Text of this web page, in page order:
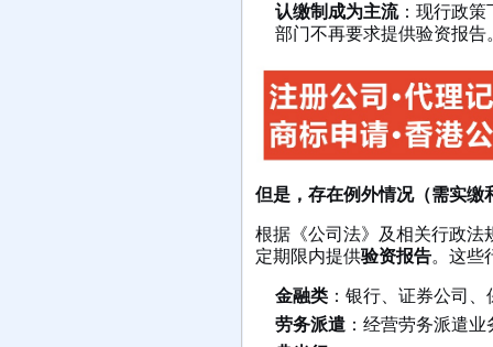
认缴制成为主流：现行政策
部门不再要求提供验资报告
但是，存在例外情况（需实缴
根据《公司法》及相关行政法
定期限内提供验资报告。这些
金融类 ：银行、证券公司
劳务派遣 ：经营劳务派遣